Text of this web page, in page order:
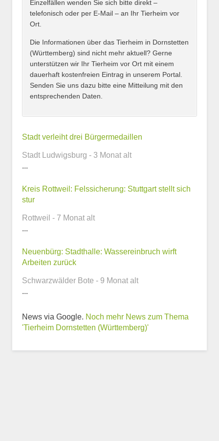
E-Mail-Adresse
zum Tierheim
Trägerverein
Einzelfällen wenden Sie sich bitte direkt –
telefonisch oder per E-Mail – an Ihr Tierheim vor
Ort.
Die Informationen über das Tierheim in Dornstetten
(Württemberg) sind nicht mehr aktuell? Gerne
unterstützen wir Ihr Tierheim vor Ort mit einem
dauerhaft kostenfreien Eintrag in unserem Portal.
Senden Sie uns dazu bitte eine Mitteilung mit den
entsprechenden Daten.
Stadt verleiht drei Bürgermedaillen
Stadt Ludwigsburg - 3 Monat alt
...
Kreis Rottweil: Felssicherung: Stuttgart stellt sich
stur
Rottweil - 7 Monat alt
...
Neuenbürg: Stadthalle: Wassereinbruch wirft
Arbeiten zurück
Schwarzwälder Bote - 9 Monat alt
...
News via Google. Noch mehr News zum Thema
'Tierheim Dornstetten (Württemberg)'